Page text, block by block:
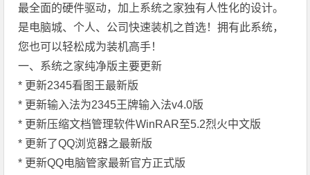
最全面的硬件驱动，加上系统之家独有人性化的设计。
是电脑城、个人、公司快速装机之首选！拥有此系统，
您也可以轻松成为装机高手！
一、系统之家纯净版主要更新
* 更新2345看图王最新版
* 更新输入法为2345王牌输入法v4.0版
* 更新压缩文档管理软件WinRAR至5.2烈火中文版
* 更新了QQ浏览器之最新版
* 更新QQ电脑管家最新官方正式版